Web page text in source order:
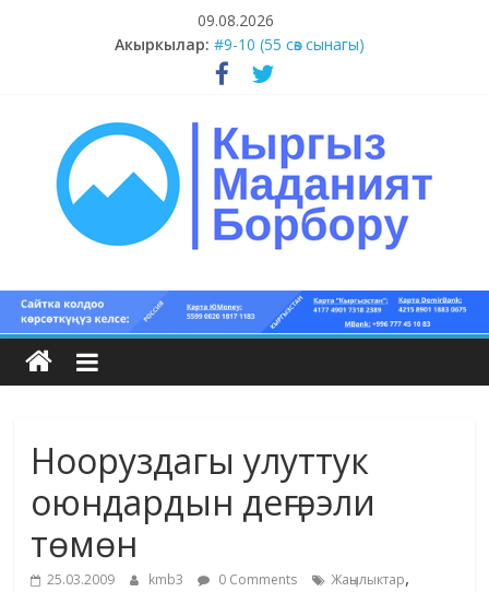
09.08.2026
Акыркылар:
#11-12 (55 сөз сынагы)
#9-10 (55 сөз сынагы)
#5-8 (55 сөз сынагы)
Кыргыз
маданият
Кыргыз
маданияты
жана
адабияты
Нооруздагы улуттук
оюндардын деңгээли
төмөн
25.03.2009 kmb3 0 Comments Жаңылыктар,